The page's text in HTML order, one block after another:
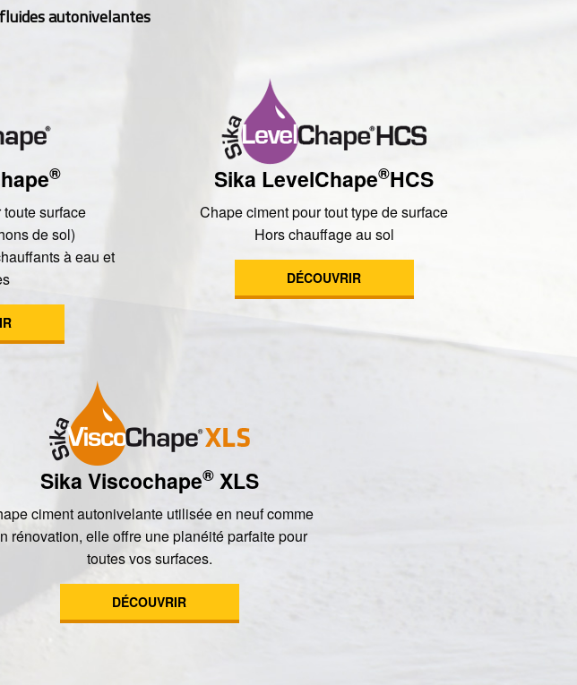
autonivelantes
®
surface
de sol)
à eau et
Sika LevelChape®HCS
Chape ciment pour tout type de surface
Hors chauffage au sol
DÉCOUVRIR
Sika Viscochape®XLS
ciment autonivelante utilisée en neuf comme
rénovation, elle offre une planéité parfaite pour
toutes vos surfaces.
DÉCOUVRIR